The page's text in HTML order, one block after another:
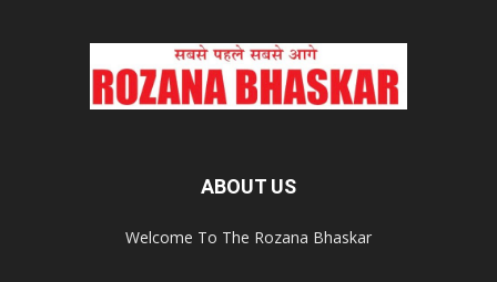
ABOUT US
Welcome To The Rozana Bhaskar